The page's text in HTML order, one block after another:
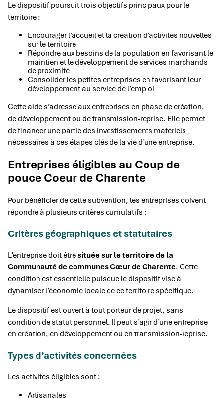
Le dispositif poursuit trois objectifs principaux pour le
territoire :
Encourager l’accueil et la création d’activités nouvelles
sur le territoire
Répondre aux besoins de la population en favorisant le
maintien et le développement de services marchands
de proximité
Consolider les petites entreprises en favorisant leur
développement au service de l’emploi
Cette aide s’adresse aux entreprises en phase de création,
de développement ou de transmission-reprise. Elle permet
de financer une partie des investissements matériels
nécessaires à ces étapes clés de la vie d’une entreprise.
Entreprises éligibles au Coup de
pouce Coeur de Charente
Pour bénéficier de cette subvention, les entreprises doivent
répondre à plusieurs critères cumulatifs :
Critères géographiques et statutaires
L’entreprise doit êtresituée sur le territoire de la
Communauté de communes Cœur de Charente. Cette
condition est essentielle puisque le dispositif vise à
dynamiser l’économie locale de ce territoire spécifique.
Le dispositif est ouvert à tout porteur de projet, sans
condition de statut personnel. Il peut s’agir d’une entreprise
en création, en développement ou en transmission-reprise.
Types d’activités concernées
Les activités éligibles sont :
Artisanales